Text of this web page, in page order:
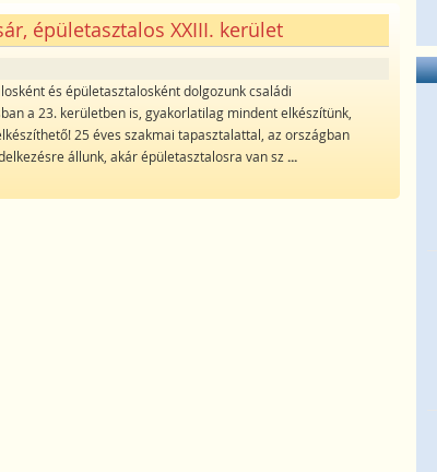
épületasztalos XXIII. kerület
és épületasztalosként dolgozunk családi
a 23. kerületben is, gyakorlatilag mindent elkészítünk,
25 éves szakmai tapasztalattal, az országban
állunk, akár épületasztalosra van sz ...